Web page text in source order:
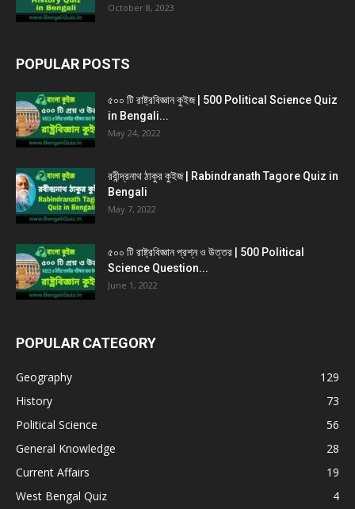
October 8, 2023
POPULAR POSTS
৫০০ টি রাষ্ট্রবিজ্ঞান কুইজ | 500 Political Science Quiz
in Bengali...
May 24, 2022
রবীন্দ্রনাথ ঠাকুর কুইজ | Rabindranath Tagore Quiz in
Bengali
May 7, 2022
৫০০ টি রাষ্ট্রবিজ্ঞান প্রশ্ন ও উত্তর | 500 Political
Science Question...
June 1, 2022
POPULAR CATEGORY
Geography
129
History
73
Political Science
56
General Knowledge
28
Current Affairs
19
West Bengal Quiz
4